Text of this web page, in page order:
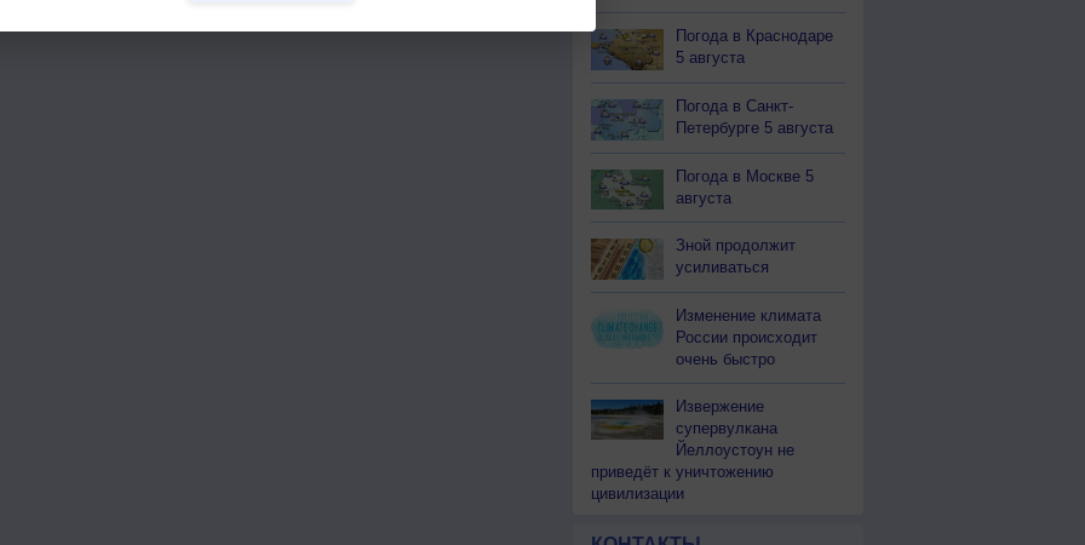
Погода в Краснодаре
5 августа
Погода в Санкт-
Петербурге 5 августа
Погода в Москве 5
августа
Зной продолжит
усиливаться
Изменение климата
России происходит
очень быстро
Извержение
супервулкана
Йеллоустоун не
приведёт к уничтожению
цивилизации